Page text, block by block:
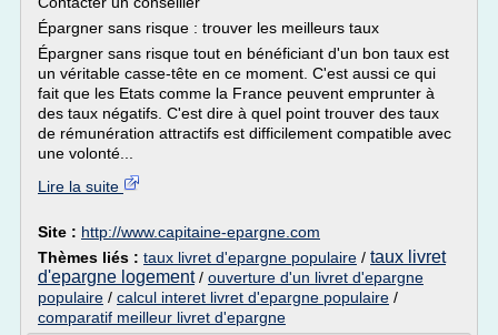
Épargner sans risque : trouver les meilleurs taux
Épargner sans risque tout en bénéficiant d'un bon taux est
un véritable casse-tête en ce moment. C'est aussi ce qui
fait que les Etats comme la France peuvent emprunter à
des taux négatifs. C'est dire à quel point trouver des taux
de rémunération attractifs est difficilement compatible avec
une volonté...
Lire la suite
Site : http://www.capitaine-epargne.com
Thèmes liés : taux livret d'epargne populaire / taux livret
d'epargne logement/ ouverture d'un livret d'epargne
populaire / calcul interet livret d'epargne populaire /
comparatif meilleur livret d'epargne